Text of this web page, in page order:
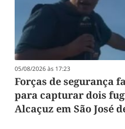
05/08/2026 às 17:23
Forças de segurança
para capturar dois
Alcaçuz em São José